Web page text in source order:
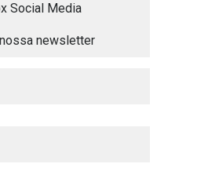
Social Media
newsletter